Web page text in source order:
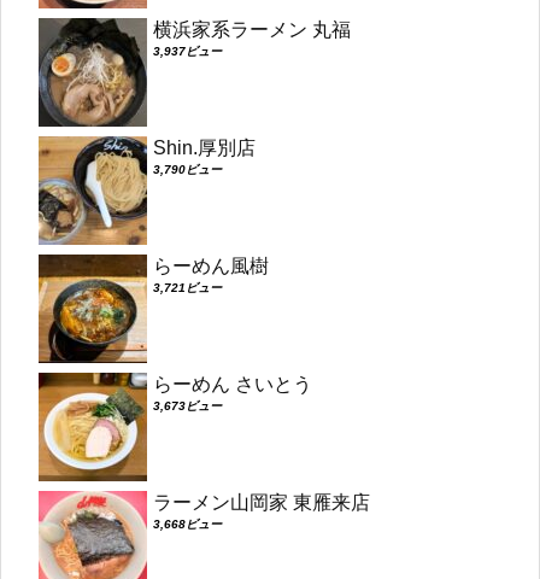
横浜家系ラーメン 丸福
3,937ビュー
Shin.厚別店
3,790ビュー
らーめん風樹
3,721ビュー
らーめん さいとう
3,673ビュー
ラーメン山岡家 東雁来店
3,668ビュー